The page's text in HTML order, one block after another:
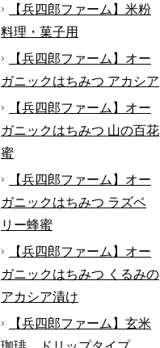
【兵四郎ファーム】米粉
料理・菓子用
【兵四郎ファーム】オー
ガニックはちみつ アカシア
【兵四郎ファーム】オー
ガニックはちみつ 山の百花
蜜
【兵四郎ファーム】オー
ガニックはちみつ ラズベ
リー蜂蜜
【兵四郎ファーム】オー
ガニックはちみつ くるみの
アカシア漬け
【兵四郎ファーム】玄米